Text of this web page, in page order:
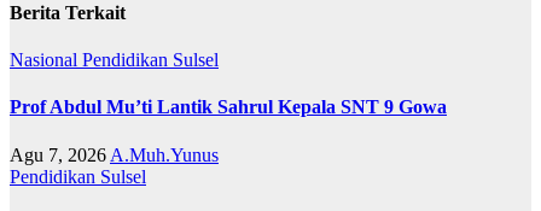
Berita Terkait
Nasional Pendidikan Sulsel
Prof Abdul Mu’ti Lantik Sahrul Kepala SNT 9 Gowa
Agu 7, 2026 A.Muh.Yunus
Pendidikan Sulsel